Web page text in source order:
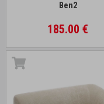
Ben2
185.00 €